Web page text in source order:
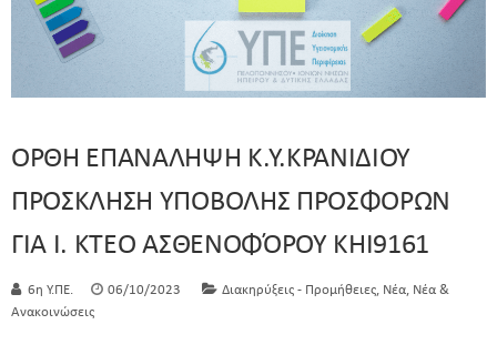
ΟΡΘΗ ΕΠΑΝΑΛΗΨΗ Κ.Υ.ΚΡΑΝΙΔΙΟΥ
ΠΡΟΣΚΛΗΣΗ ΥΠΟΒΟΛΗΣ ΠΡΟΣΦΟΡΩΝ
ΓΙΑ Ι. ΚΤΕΟ ΑΣΘΕΝΟΦΌΡΟΥ ΚΗΙ9161
6η Υ.ΠΕ. 06/10/2023 Διακηρύξεις - Προμήθειες, Νέα, Νέα &
Ανακοινώσεις